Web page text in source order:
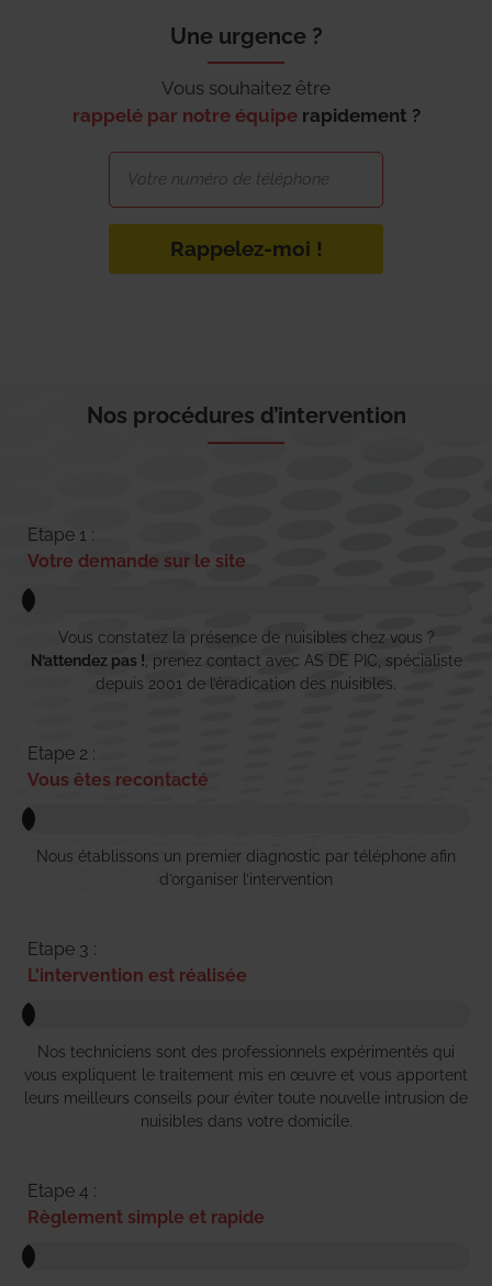
Une urgence ?
Vous souhaitez être
rappelé par notre équipe rapidement ?
Rappelez-moi !
Nos procédures d’intervention
Etape 1 :
Votre demande sur le site
Vous constatez la présence de nuisibles chez vous ?
N’attendez pas ! , prenez contact avec AS DE PIC, spécialiste
depuis 2001 de l’éradication des nuisibles.
Etape 2 :
Vous êtes recontacté
Nous établissons un premier diagnostic par téléphone afin
d’organiser l’intervention
Etape 3 :
L'intervention est réalisée
Nos techniciens sont des professionnels expérimentés qui
vous expliquent le traitement mis en œuvre et vous apportent
leurs meilleurs conseils pour éviter toute nouvelle intrusion de
nuisibles dans votre domicile.
Etape 4 :
Règlement simple et rapide